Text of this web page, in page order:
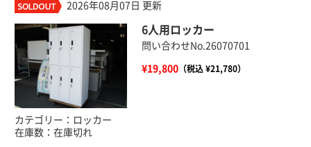
2026年08月07日 更新
6人用ロッカー
問い合わせNo.26070701
¥19,800（税込 ¥21,780）
カテゴリー：ロッカー
在庫数：在庫切れ